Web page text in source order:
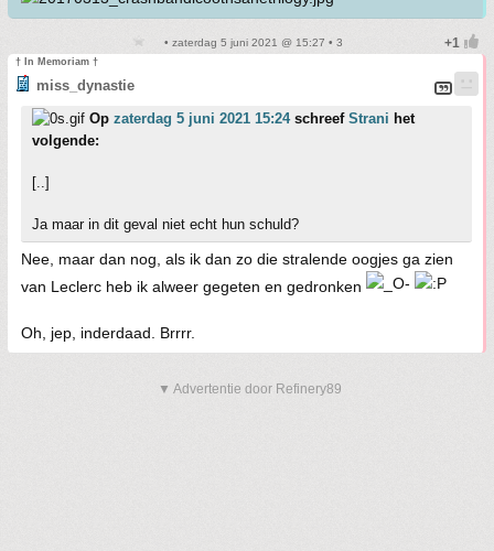
• zaterdag 5 juni 2021 @ 15:27 • 3
† In Memoriam †
miss_dynastie
Op zaterdag 5 juni 2021 15:24schreef Strani het
volgende:
[..]
Ja maar in dit geval niet echt hun schuld?
Nee, maar dan nog, als ik dan zo die stralende oogjes ga zien
van Leclerc heb ik alweer gegeten en gedronken
Oh, jep, inderdaad. Brrrr.
▼ Advertentie door Refinery89